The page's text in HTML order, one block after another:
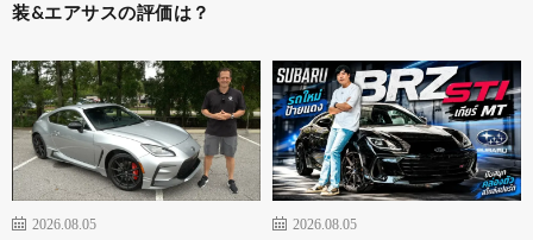
装&エアサスの評価は？
2026.08.05 2026.08.05